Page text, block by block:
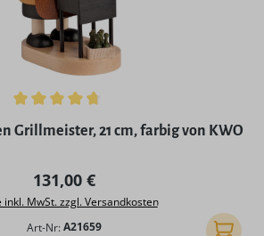
von 4.67 von 5 Sternen
Grillmeister, 21 cm, farbig von KWO
Regulärer Preis:
131,00 €
inkl. MwSt. zzgl. Versandkosten
Art-Nr:A21659 In den